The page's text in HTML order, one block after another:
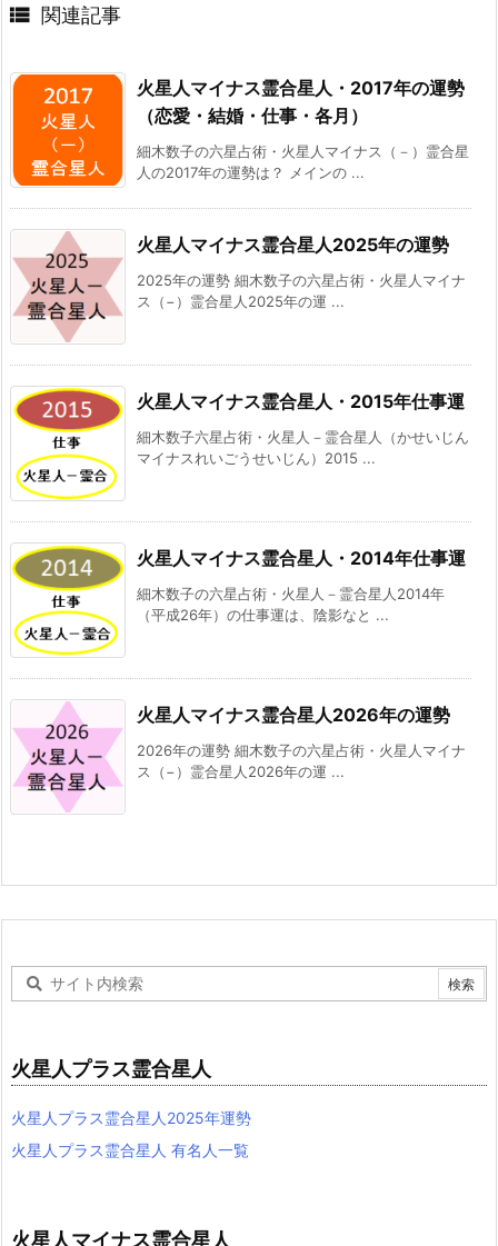
 関連記事
火星人マイナス霊合星人・2017年の運勢
（恋愛・結婚・仕事・各月）
細木数子の六星占術・火星人マイナス（－）霊合星
人の2017年の運勢は？ メインの ...
火星人マイナス霊合星人2025年の運勢
2025年の運勢 細木数子の六星占術・火星人マイナ
ス（−）霊合星人2025年の運 ...
火星人マイナス霊合星人・2015年仕事運
細木数子六星占術・火星人－霊合星人（かせいじん
マイナスれいごうせいじん）2015 ...
火星人マイナス霊合星人・2014年仕事運
細木数子の六星占術・火星人－霊合星人2014年
（平成26年）の仕事運は、陰影なと ...
火星人マイナス霊合星人2026年の運勢
2026年の運勢 細木数子の六星占術・火星人マイナ
ス（−）霊合星人2026年の運 ...
火星人プラス霊合星人
火星人プラス霊合星人2025年運勢
火星人プラス霊合星人 有名人一覧
火星人マイナス霊合星人